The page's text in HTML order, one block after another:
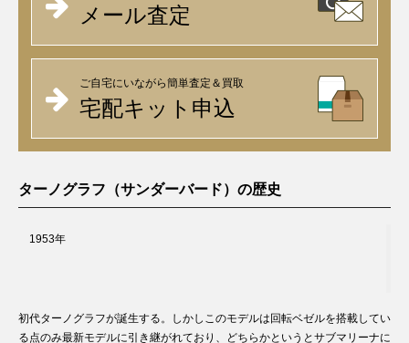
メール査定
ご自宅にいながら簡単査定＆買取
宅配キット申込
ターノグラフ（サンダーバード）の歴史
1953年
初代ターノグラフが誕生する。しかしこのモデルは回転ベゼルを搭載してい
る点のみ最新モデルに引き継がれており、どちらかというとサブマリーナに